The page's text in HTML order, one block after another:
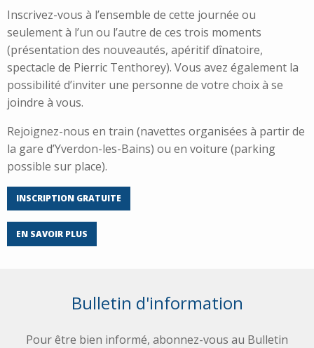
Inscrivez-vous à l’ensemble de cette journée ou
seulement à l’un ou l’autre de ces trois moments
(présentation des nouveautés, apéritif dînatoire,
spectacle de Pierric Tenthorey). Vous avez également la
possibilité d’inviter une personne de votre choix à se
joindre à vous.
Rejoignez-nous en train (navettes organisées à partir de
la gare d’Yverdon-les-Bains) ou en voiture (parking
possible sur place).
INSCRIPTION GRATUITE
EN SAVOIR PLUS
Bulletin d'information
Pour être bien informé, abonnez-vous au Bulletin